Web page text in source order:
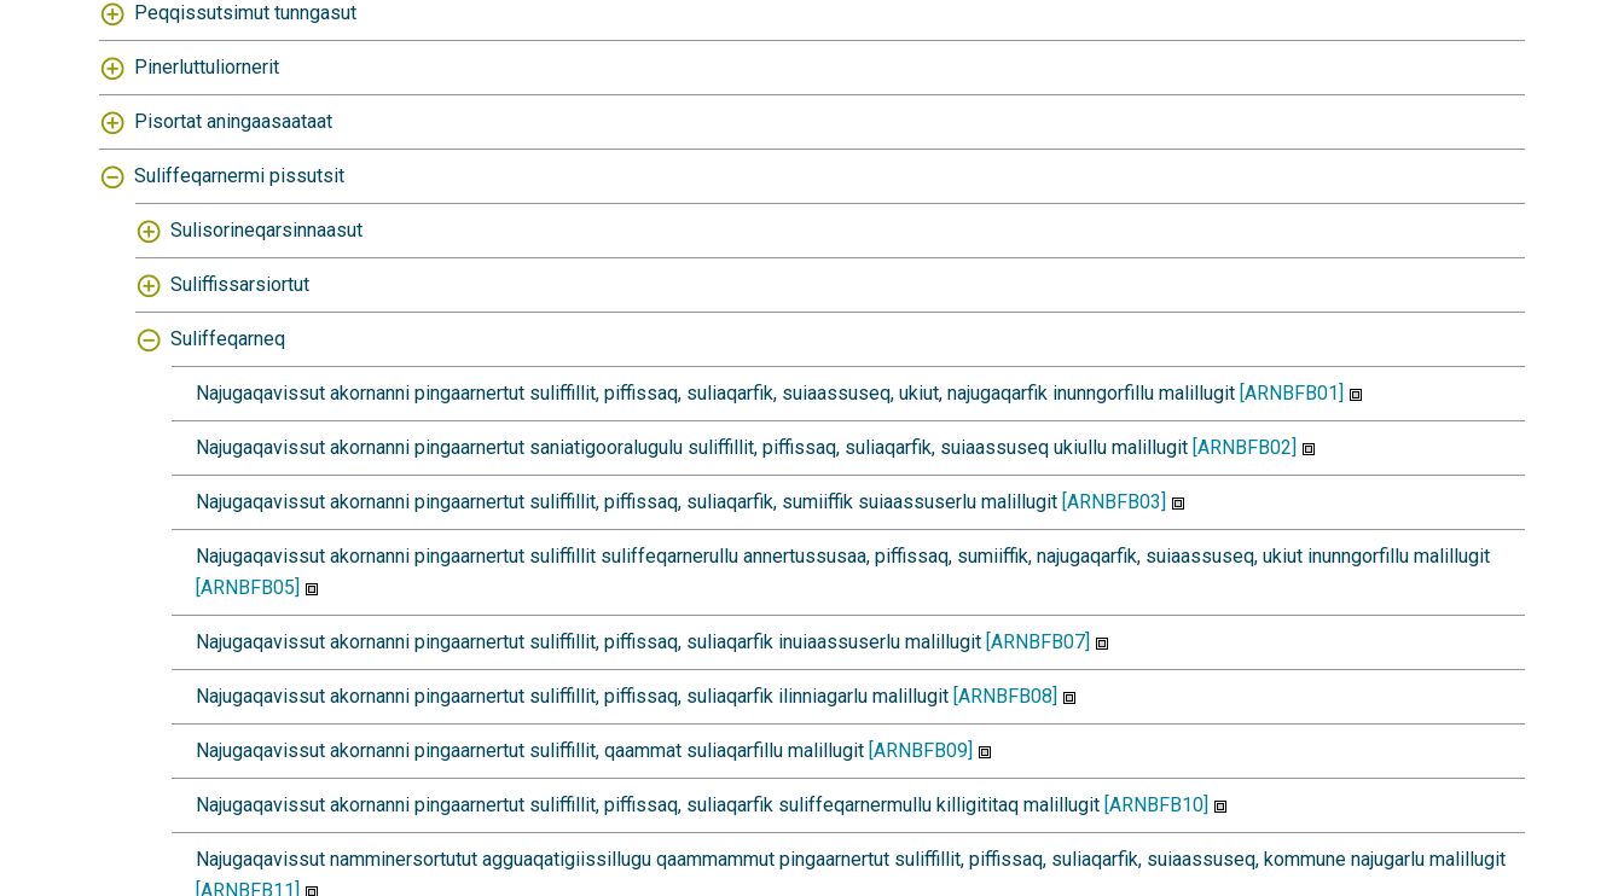
Peqqissutsimut tunngasut
Pinerluttuliornerit
Pisortat aningaasaataat
Suliffeqarnermi pissutsit
Sulisorineqarsinnaasut
Suliffissarsiortut
Suliffeqarneq
Najugaqavissut akornanni pingaarnertut suliffillit, piffissaq, suliaqarfik, suiaassuseq, ukiut, najugaqarfik inunngorfillu malillugit [ARNBFB01]
Najugaqavissut akornanni pingaarnertut saniatigooralugulu suliffillit, piffissaq, suliaqarfik, suiaassuseq ukiullu malillugit [ARNBFB02]
Najugaqavissut akornanni pingaarnertut suliffillit, piffissaq, suliaqarfik, sumiiffik suiaassuserlu malillugit [ARNBFB03]
Najugaqavissut akornanni pingaarnertut suliffillit suliffeqarnerullu annertussusaa, piffissaq, sumiiffik, najugaqarfik, suiaassuseq, ukiut inunngorfillu malillugit
[ARNBFB05]
Najugaqavissut akornanni pingaarnertut suliffillit, piffissaq, suliaqarfik inuiaassuserlu malillugit [ARNBFB07]
Najugaqavissut akornanni pingaarnertut suliffillit, piffissaq, suliaqarfik ilinniagarlu malillugit [ARNBFB08]
Najugaqavissut akornanni pingaarnertut suliffillit, qaammat suliaqarfillu malillugit [ARNBFB09]
Najugaqavissut akornanni pingaarnertut suliffillit, piffissaq, suliaqarfik suliffeqarnermullu killigititaq malillugit [ARNBFB10]
Najugaqavissut namminersortutut agguaqatigiissillugu qaammammut pingaarnertut suliffillit, piffissaq, suliaqarfik, suiaassuseq, kommune najugarlu malillugit
[ARNBFB11]